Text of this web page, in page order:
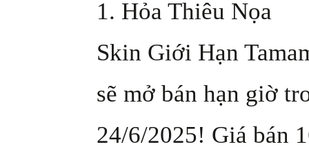
1. Hỏa Thiêu Nọa
Skin Giới Hạn
sẽ mở bán hạn giờ
24/6/2025! Giá bán